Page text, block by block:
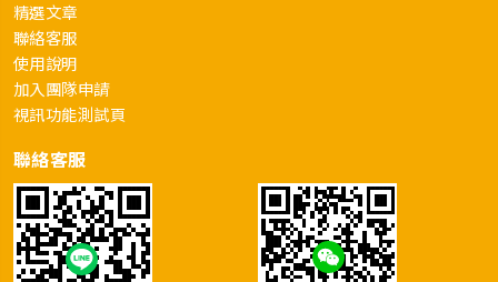
精選文章
聯絡客服
使用說明
加入團隊申請
視訊功能測試頁
聯絡客服